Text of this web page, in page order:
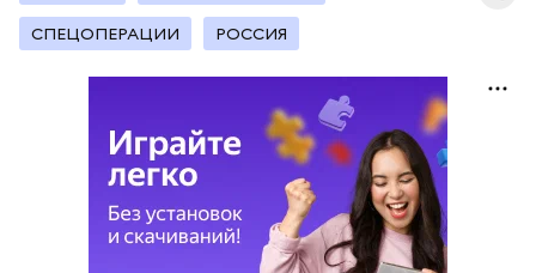
СПЕЦОПЕРАЦИИ РОССИЯ
с сахарным диабетом;
лишним весом.